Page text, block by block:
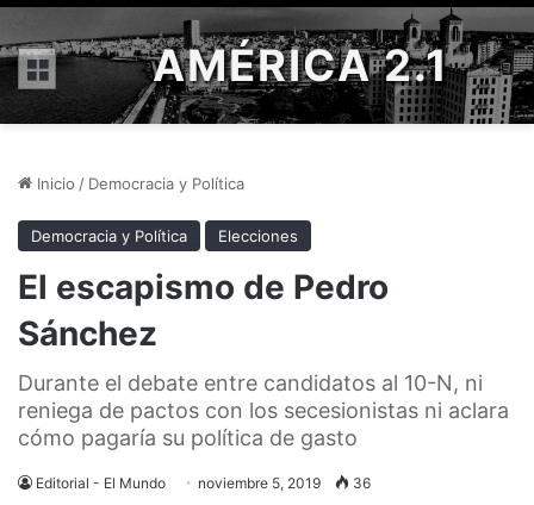
Menú AMÉRICA 2.1
Inicio / Democracia y Política
Democracia y Política Elecciones
El escapismo de Pedro
Sánchez
Durante el debate entre candidatos al 10-N, ni
reniega de pactos con los secesionistas ni aclara
cómo pagaría su política de gasto
Editorial - El Mundo noviembre 5, 2019 36